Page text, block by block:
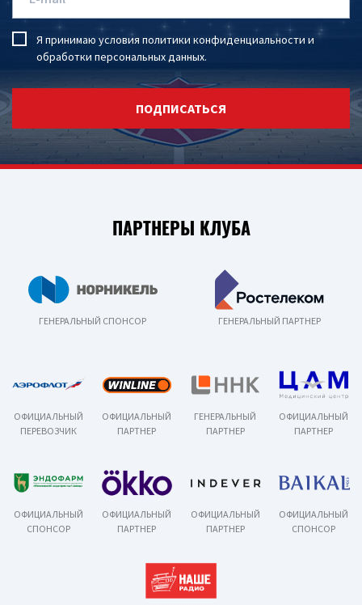
Я принимаю условия политики конфиденциальности и
обработки персональных данных.
ПОДПИСАТЬСЯ
ПАРТНЕРЫ КЛУБА
ГЕНЕРАЛЬНЫЙ СПОНСОР ГЕНЕРАЛЬНЫЙ ПАРТНЕР
ОФИЦИАЛЬНЫЙ
ПЕРЕВОЗЧИК
ОФИЦИАЛЬНЫЙ
ПАРТНЕР
ГЕНЕРАЛЬНЫЙ
ПАРТНЕР
ОФИЦИАЛЬНЫЙ
ПАРТНЕР
ОФИЦИАЛЬНЫЙ
СПОНСОР
ОФИЦИАЛЬНЫЙ
ПАРТНЕР
ОФИЦИАЛЬНЫЙ
ПАРТНЕР
ОФИЦИАЛЬНЫЙ
СПОНСОР